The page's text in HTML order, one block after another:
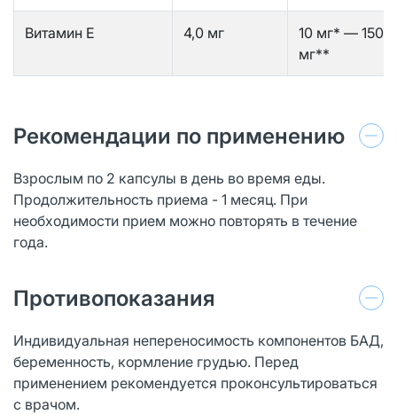
Витамин Е 4,0 мг
10 мг* — 150
мг**
Рекомендации по применению
Взрослым по 2 капсулы в день во время еды.
Продолжительность приема - 1 месяц. При
необходимости прием можно повторять в течение
года.
Противопоказания
Индивидуальная непереносимость компонентов БАД,
беременность, кормление грудью. Перед
применением рекомендуется проконсультироваться
с врачом.